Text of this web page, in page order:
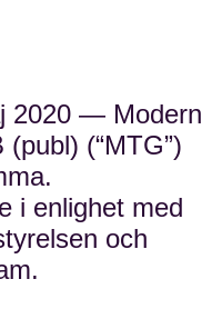
2020 — Modern
(“MTG”)
i enlighet med
och